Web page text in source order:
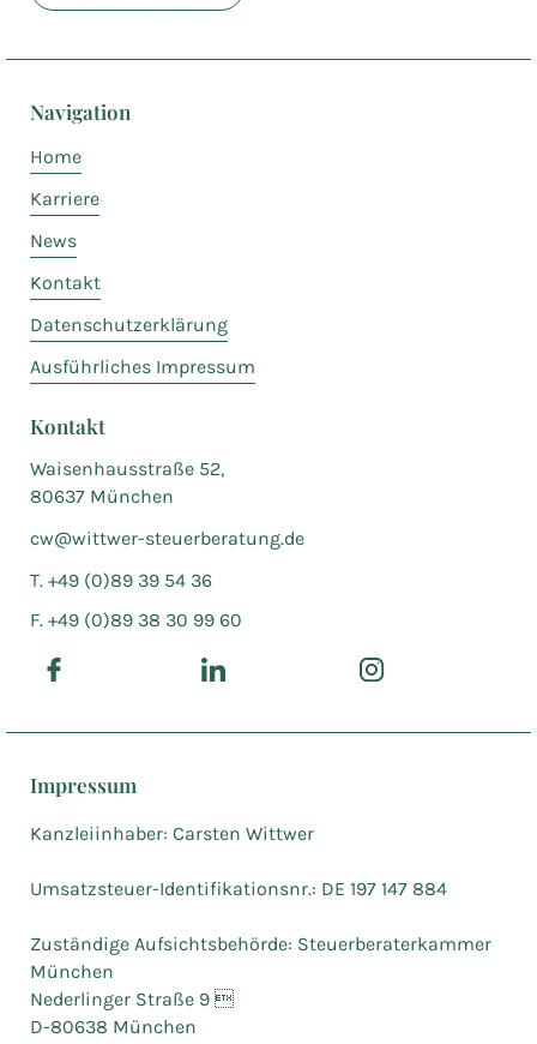
Navigation
Home
Karriere
News
Kontakt
Datenschutzerklärung
Ausführliches Impressum
Kontakt
Waisenhausstraße 52,
80637 München
cw@wittwer-steuerberatung.de
T. +49 (0)89 39 54 36
F. +49 (0)89 38 30 99 60
Impressum
Kanzleiinhaber: Carsten Wittwer
Umsatzsteuer-Identifikationsnr.: DE 197 147 884
Zuständige Aufsichtsbehörde: Steuerberaterkammer
München
Nederlinger Straße 9 
D-80638 München